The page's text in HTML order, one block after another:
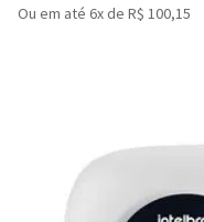
Ou em até 6x de R$ 100,15